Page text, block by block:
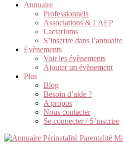
Annuaire
Professionnels
Associations & LAEP
Lactariums
S’inscrire dans l’annuaire
Évènements
Voir les évènements
Ajouter un évènement
Plus
Blog
Besoin d’aide ?
A propos
Nous contacter
Se connecter / S’inscrire